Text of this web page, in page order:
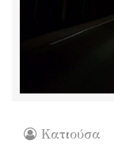
Κατιούσα